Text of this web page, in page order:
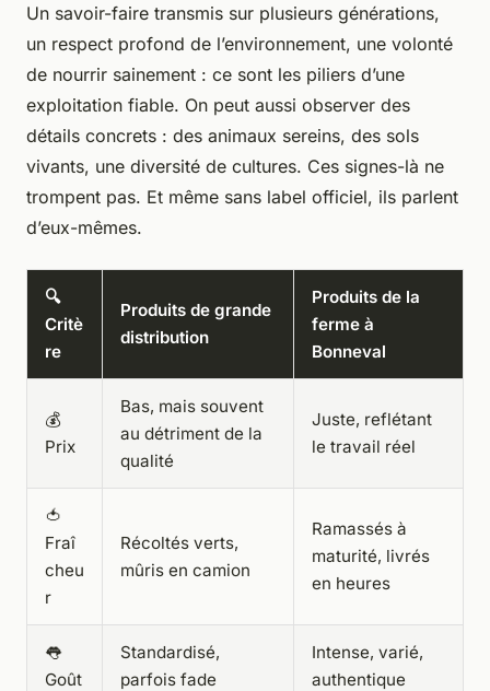
Un savoir-faire transmis sur plusieurs générations,
un respect profond de l’environnement, une volonté
de nourrir sainement : ce sont les piliers d’une
exploitation fiable. On peut aussi observer des
détails concrets : des animaux sereins, des sols
vivants, une diversité de cultures. Ces signes-là ne
trompent pas. Et même sans label officiel, ils parlent
d’eux-mêmes.
🔍
Critè
re
Produits de grande
distribution
Produits de la
ferme à
Bonneval
💰
Prix
Bas, mais souvent
au détriment de la
qualité
Juste, reflétant
le travail réel
🍅
Fraî
cheu
r
Récoltés verts,
mûris en camion
Ramassés à
maturité, livrés
en heures
👅
Goût
Standardisé,
parfois fade
Intense, varié,
authentique